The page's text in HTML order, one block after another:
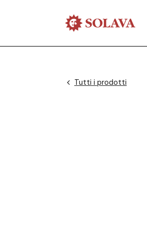
Tutti i prodotti